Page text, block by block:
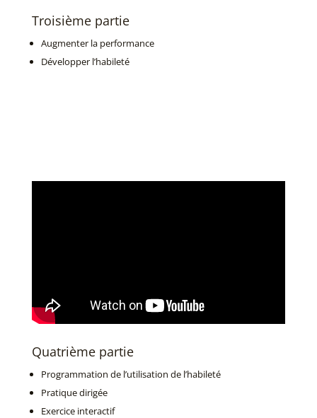
Troisième partie
Augmenter la performance
Développer l’habileté
Quatrième partie
Programmation de l’utilisation de l’habileté
Pratiquedirigée
Exercice interactif